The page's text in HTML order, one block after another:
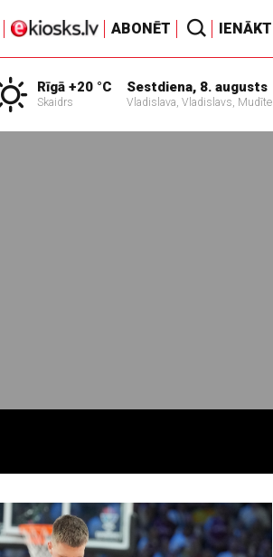
ABONĒT IENĀKT
Rīgā +20 °C
Skaidrs
Sestdiena, 8. augusts
Vladislava, Vladislavs, Mudīte